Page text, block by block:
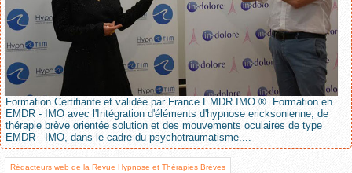
Formation Certifiante et validée par France EMDR IMO ®. Formation en
EMDR - IMO avec l'Intégration d'éléments d'hypnose ericksonienne, de
thérapie brève orientée solution et des mouvements oculaires de type
EMDR - IMO, dans le cadre du psychotraumatisme....
Rédacteurs web de la Revue Hypnose et Thérapies Brèves